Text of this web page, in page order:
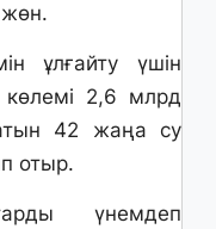
ұлғайту үшін
2,6 млрд
42 жаңа су
отыр.
үнемдеп